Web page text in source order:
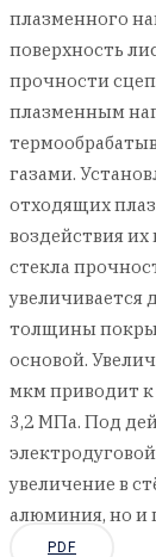
плазменного
поверхность
прочности
плазменным
газами.
отходящих
воздействия их
стекла
увеличивается
толщины
основой.
мкм приводит
3,2 МПа. Под
увеличение в
алюминия, но и
PDF